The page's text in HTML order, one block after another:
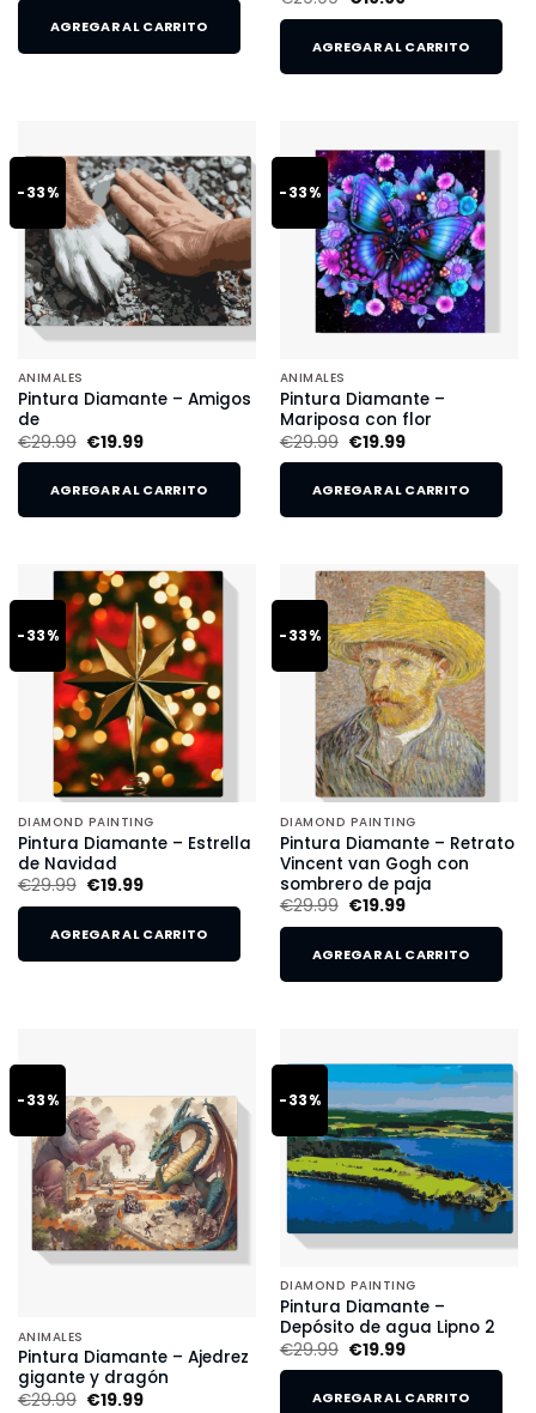
AGREGAR AL CARRITO
AGREGAR AL CARRITO
-33%
ANIMALES
Pintura Diamante – Amigos
de
€29.99 €19.99
AGREGAR AL CARRITO
-33%
ANIMALES
Pintura Diamante –
Mariposa con flor
€29.99 €19.99
AGREGAR AL CARRITO
-33%
DIAMOND PAINTING
Pintura Diamante – Estrella
de Navidad
€29.99 €19.99
AGREGAR AL CARRITO
-33%
DIAMOND PAINTING
Pintura Diamante – Retrato
Vincent van Gogh con
sombrero de paja
€29.99 €19.99
AGREGAR AL CARRITO
-33%
ANIMALES
Pintura Diamante – Ajedrez
gigante y dragón
€29.99 €19.99
-33%
DIAMOND PAINTING
Pintura Diamante –
Depósito de agua Lipno 2
€29.99 €19.99
AGREGAR AL CARRITO